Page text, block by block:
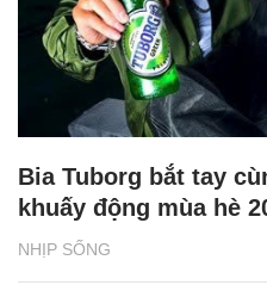
NHỊP SỐNG
Bia Tuborg bắt tay
khuấy động mùa hè